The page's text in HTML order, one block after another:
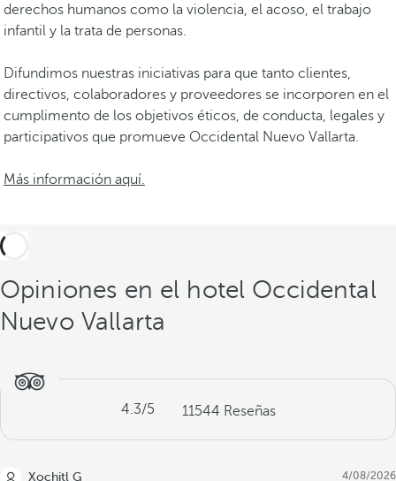
derechos humanos como la violencia, el acoso, el trabajo
infantil y la trata de personas.
Difundimos nuestras iniciativas para que tanto clientes,
directivos, colaboradores y proveedores se incorporen en el
cumplimento de los objetivos éticos, de conducta, legales y
participativos que promueve Occidental Nuevo Vallarta.
Más información aquí.
Opiniones en el hotel Occidental
Nuevo Vallarta
4.3/5 11544 Reseñas
Xochitl G 4/08/2026